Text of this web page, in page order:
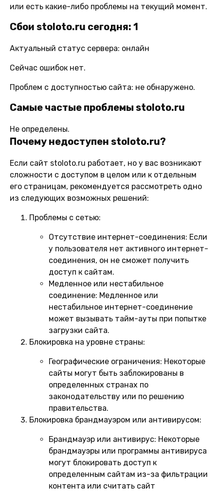
или есть какие-либо проблемы на текущий момент.
Сбои stoloto.ru сегодня: 1
Актуальный статус сервера: онлайн
Сейчас ошибок нет.
Проблем с доступностью сайта: не обнаружено.
Самые частые проблемы stoloto.ru
Не определены.
Почему недоступен stoloto.ru?
Если сайт stoloto.ru работает, но у вас возникают
сложности с доступом в целом или к отдельным
его страницам, рекомендуется рассмотреть одно
из следующих возможных решений:
Проблемы с сетью:
Отсутствие интернет-соединения: Если
у пользователя нет активного интернет-
соединения, он не сможет получить
доступ к сайтам.
Медленное или нестабильное
соединение: Медленное или
нестабильное интернет-соединение
может вызывать тайм-ауты при попытке
загрузки сайта.
Блокировка на уровне страны:
Географические ограничения: Некоторые
сайты могут быть заблокированы в
определенных странах по
законодательству или по решению
правительства.
Блокировка брандмауэром или антивирусом:
Брандмауэр или антивирус: Некоторые
брандмауэры или программы антивируса
могут блокировать доступ к
определенным сайтам из-за фильтрации
контента или считать сайт